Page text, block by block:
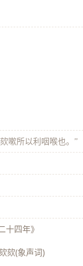
嗽所以利咽喉也。”
十四年》
欬(象声词)